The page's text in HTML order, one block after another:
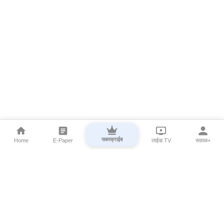
Home E-Paper सबस्क्राईब लाईव्ह TV सकाळ+